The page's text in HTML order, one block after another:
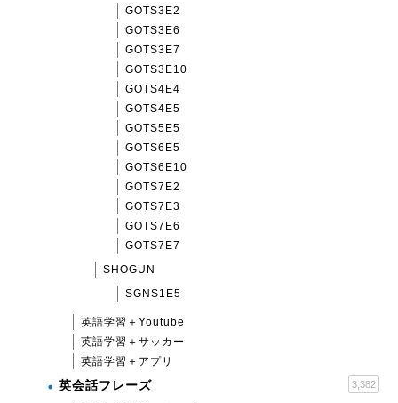
GOTS3E2
GOTS3E6
GOTS3E7
GOTS3E10
GOTS4E4
GOTS4E5
GOTS5E5
GOTS6E5
GOTS6E10
GOTS7E2
GOTS7E3
GOTS7E6
GOTS7E7
SHOGUN
SGNS1E5
英語学習＋Youtube
英語学習＋サッカー
英語学習＋アプリ
英会話フレーズ 3,382